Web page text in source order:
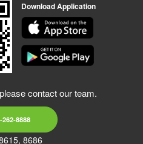
Download Application
contact our team.
262-8888
8686